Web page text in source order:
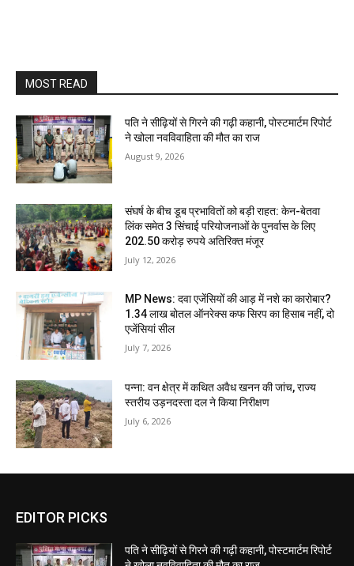
MOST READ
पति ने सीढ़ियों से गिरने की गढ़ी कहानी, पोस्टमार्टम रिपोर्ट
ने खोला नवविवाहिता की मौत का राज
August 9, 2026
संघर्ष के बीच डूब प्रभावितों को बड़ी राहत: केन-बेतवा
लिंक समेत 3 सिंचाई परियोजनाओं के पुनर्वास के लिए
202.50 करोड़ रुपये अतिरिक्त मंजूर
July 12, 2026
MP News: दवा एजेंसियों की आड़ में नशे का कारोबार?
1.34 लाख बोतल ऑनरेक्स कफ सिरप का हिसाब नहीं, दो
एजेंसियां सील
July 7, 2026
पन्ना: वन क्षेत्र में कथित अवैध खनन की जांच, राज्य
स्तरीय उड़नदस्ता दल ने किया निरीक्षण
July 6, 2026
EDITOR PICKS
पति ने सीढ़ियों से गिरने की गढ़ी कहानी, पोस्टमार्टम रिपोर्ट